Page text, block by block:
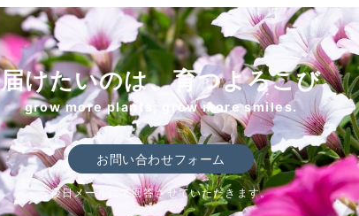
届けたいのは、育つよろこび
grow more plants, grow more smiles.
お問い合わせフォーム
後日メールにて回答させていただきます。